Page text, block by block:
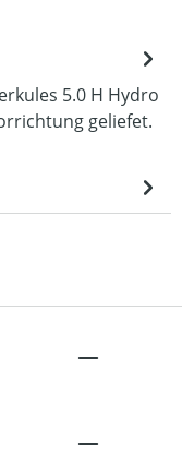
5.0 H Hydro
geliefet.